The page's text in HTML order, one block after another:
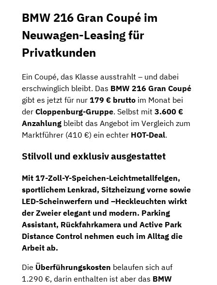
BMW 216 Gran Coupé im
Neuwagen-Leasing für
Privatkunden
Ein Coupé, das Klasse ausstrahlt – und dabei
erschwinglich bleibt. Das BMW 216 Gran Coupé
gibt es jetzt für nur 179 € brutto im Monat bei
der Cloppenburg-Gruppe. Selbst mit 3.600 €
Anzahlung bleibt das Angebot im Vergleich zum
Marktführer (410 €) ein echter HOT-Deal.
Stilvoll und exklusiv ausgestattet
Mit 17-Zoll-Y-Speichen-Leichtmetallfelgen,
sportlichem Lenkrad, Sitzheizung vorne sowie
LED-Scheinwerfern und –Heckleuchten wirkt
der Zweier elegant und modern. Parking
Assistant, Rückfahrkamera und Active Park
Distance Control nehmen euch im Alltag die
Arbeit ab.
Die Überführungskosten belaufen sich auf
1.290 €, darin enthalten ist aber das BMW